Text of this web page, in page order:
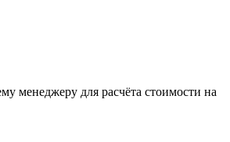
менеджеру для расчёта стоимости на